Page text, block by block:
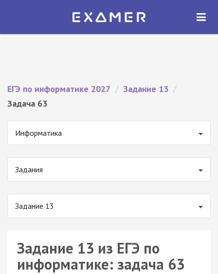
Экзамер — ЕГЭ 2027
ОТКРЫТЬ
ЕГЭ по информатике 2027 / Задание 13 /
Задача 63
Информатика
Задания
Задание 13
Задание 13 из ЕГЭ по
информатике: задача 63